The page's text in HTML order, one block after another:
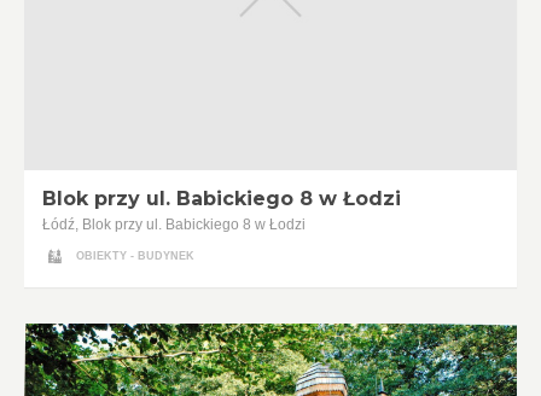
Blok przy ul. Babickiego 8 w Łodzi
Łódź, Blok przy ul. Babickiego 8 w Łodzi
OBIEKTY - BUDYNEK